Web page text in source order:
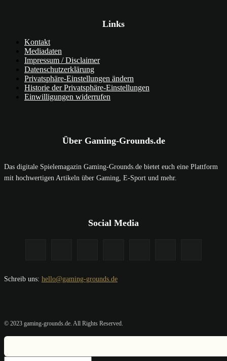
Links
Kontakt
Mediadaten
Impressum / Disclaimer
Datenschutzerklärung
Privatsphäre-Einstellungen ändern
Historie der Privatsphäre-Einstellungen
Einwilligungen widerrufen
Über Gaming-Grounds.de
Das digitale Spielemagazin Gaming-Grounds.de bietet euch eine Plattform
mit hochwertigen Artikeln über Gaming, E-Sport und mehr.
Social Media
Schreib uns: hello@gaming-grounds.de
© 2023 gaming-grounds.de. All Rights Reserved.